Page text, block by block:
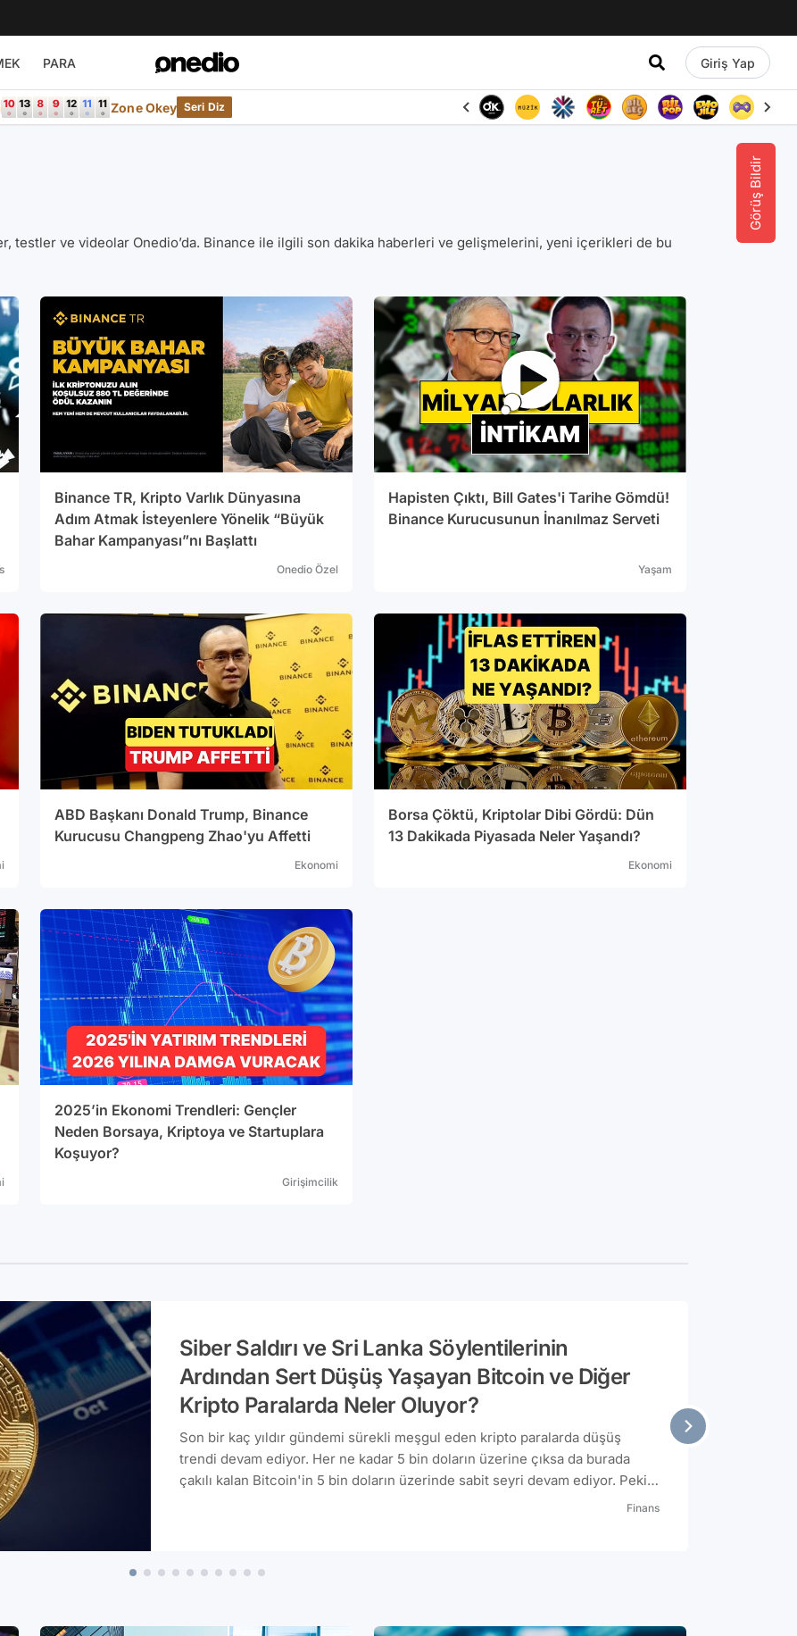
PARA Giriş Yap
Zone Okey Seri Diz
Görüş Bildir
testler ve videolar Onedio’da. Binance ile ilgili son dakika haberleri ve gelişmelerini, yeni içerikleri de bu
Binance TR, Kripto Varlık Dünyasına
Adım Atmak İsteyenlere Yönelik “Büyük
Bahar Kampanyası”nı Başlattı
Onedio Özel
Hapisten Çıktı, Bill Gates'i Tarihe Gömdü!
Binance Kurucusunun İnanılmaz Serveti
Yaşam
ABD Başkanı Donald Trump, Binance
Kurucusu Changpeng Zhao'yu Affetti
Ekonomi
Borsa Çöktü, Kriptolar Dibi Gördü: Dün
13 Dakikada Piyasada Neler Yaşandı?
Ekonomi
2025’in Ekonomi Trendleri: Gençler
Neden Borsaya, Kriptoya ve Startuplara
Koşuyor?
Girişimcilik
Siber Saldırı ve Sri Lanka Söylentilerinin
Ardından Sert Düşüş Yaşayan Bitcoin ve Diğer
Kripto Paralarda Neler Oluyor?
Son bir kaç yıldır gündemi sürekli meşgul eden kripto paralarda düşüş
trendi devam ediyor. Her ne kadar 5 bin doların üzerine çıksa da burada
çakılı kalan Bitcoin'in 5 bin doların üzerinde sabit seyri devam ediyor. Peki
son gelişmeler neler? Kripto para piyasalarında neler oluyor? Gelin hepFinans